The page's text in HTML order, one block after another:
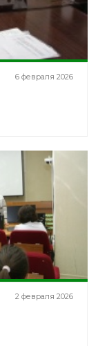
6 февраля 2026
2 февраля 2026